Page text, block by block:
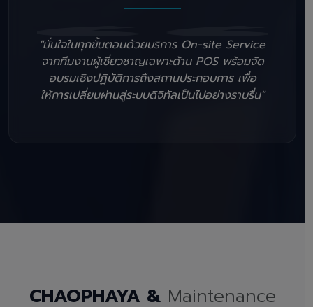
"มั่นใจในทุกขั้นตอนด้วยบริการ On-site Service
จากทีมงานผู้เชี่ยวชาญเฉพาะด้าน POS พร้อมจัด
อบรมเชิงปฏิบัติการถึงสถานประกอบการ เพื่อ
ให้การเปลี่ยนผ่านสู่ระบบดิจิทัลเป็นไปอย่างราบรื่น"
CHAOPHAYA & Maintenance